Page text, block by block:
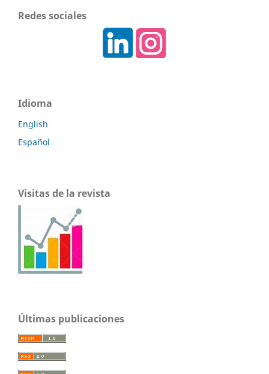
Redes sociales
Idioma
English
Español
Visitas de la revista
Últimas publicaciones